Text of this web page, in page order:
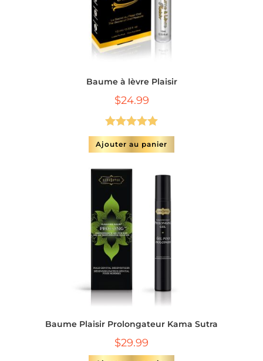
Baume à lèvre Plaisir
$24.99
Note5.00
sur 5
Ajouter au panier
Baume Plaisir Prolongateur Kama Sutra
$29.99